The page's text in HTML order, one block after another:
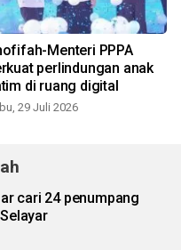
Menteri PPPA
perlindungan anak
di ruang digital
29 Juli 2026
cari 24 penumpang